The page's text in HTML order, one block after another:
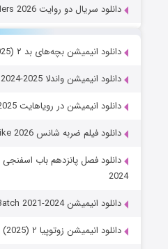
دانلود سریال دو روایت His & Hers 2026
دانلود انیمیشن بچه‌های بد ۲ The Bad Guys 2 (2025)
دانلود انیمیشن واندلا WondLa 2024-2025
دانلود انیمیشن در رویاهایت In Your Dreams 2025
دانلود فیلم ضربه شانس Lucky Strike 2026
2024
دانلود انیمیشن Star Wars: The Bad Batch 2021-2024
دانلود انیمیشن زوتوپیا ۲ Zootopia 2 (2025)